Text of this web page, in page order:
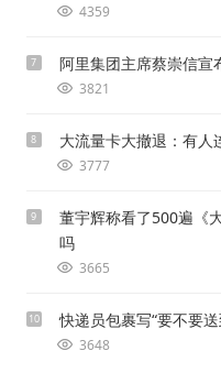
4359
7 阿里集团主席蔡崇信宣
3821
8 大流量卡大撤退：有人
3777
9
董宇辉称看了500遍《
吗
3665
10 快递员包裹写“要不要
3648